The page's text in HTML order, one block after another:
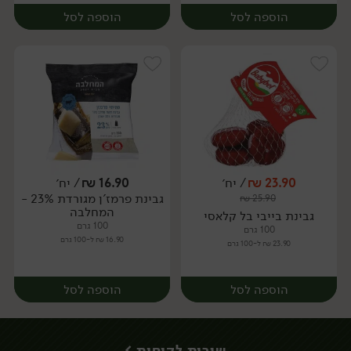
הוספה לסל
יח׳
הוספה לסל
יח׳
23.90
₪/ יח׳
25.90
₪
גבינת בייבי בל קלאסי
100 גרם
23.90 ₪ ל-100 גרם
הוספה לסל
16.90
₪/ יח׳
גבינת פרמז'ן מגורדת 23% -
המחלבה
100 גרם
16.90 ₪ ל-100 גרם
הוספה לסל